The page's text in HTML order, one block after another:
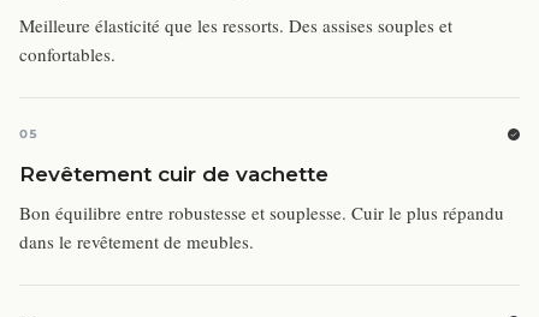
Meilleure élasticité que les ressorts. Des assises souples et
confortables.
05
Revêtement cuir de vachette
Bon équilibre entre robustesse et souplesse. Cuir le plus répandu
dans le revêtement de meubles.